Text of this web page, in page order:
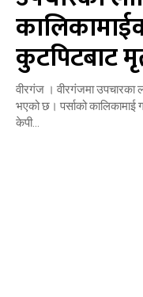
कुटपिटबाट
वीरगंज । वीरगंजमा उपचारका
भएको छ। पर्साको कालिकामाई
केपी...